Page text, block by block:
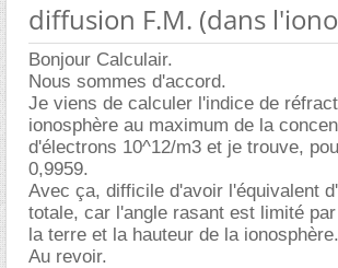
diffusion F.M. (dans
Bonjour Calculair.
Nous sommes d'accord.
Je viens de calculer l'indice de
ionosphère au maximum de la
d'électrons 10^12/m3 et je trouve,
0,9959.
Avec ça, difficile d'avoir l'équivalent
totale, car l'angle rasant est limité
la terre et la hauteur de la ionosphère.
Au revoir.